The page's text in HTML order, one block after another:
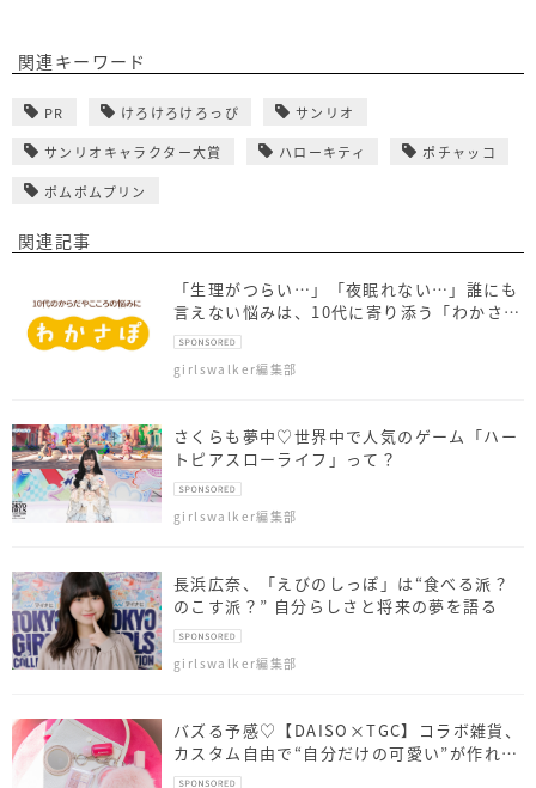
関連キーワード
PR けろけろけろっぴ サンリオ
サンリオキャラクター大賞 ハローキティ ポチャッコ
ポムポムプリン
関連記事
「生理がつらい…」「夜眠れない…」誰にも
言えない悩みは、10代に寄り添う「わかさ
ぽ」に相談しよう！
girlswalker編集部
さくらも夢中♡世界中で人気のゲーム「ハー
トピアスローライフ」って？
girlswalker編集部
長浜広奈、「えびのしっぽ」は“食べる派？
のこす派？” 自分らしさと将来の夢を語る
girlswalker編集部
バズる予感♡【DAISO×TGC】コラボ雑貨、
カスタム自由で“自分だけの可愛い”が作れち
ゃう！